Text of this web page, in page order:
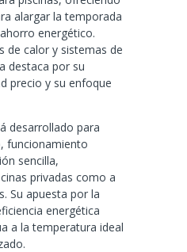
alargar la temporada
energético.
de calor y sistemas de
destaca por su
precio y su enfoque
desarrollado para
funcionamiento
sencilla,
privadas como a
Su apuesta por la
energética
a la temperatura ideal